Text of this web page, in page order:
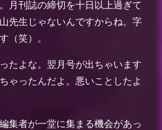
月刊誌の締切を十日以上過ぎて
先生じゃないんですからね。字
（笑）。
たよな。翌月号が出ちゃいます
ゃったんだよ。悪いことしたよ
集者が一堂に集まる機会があっ